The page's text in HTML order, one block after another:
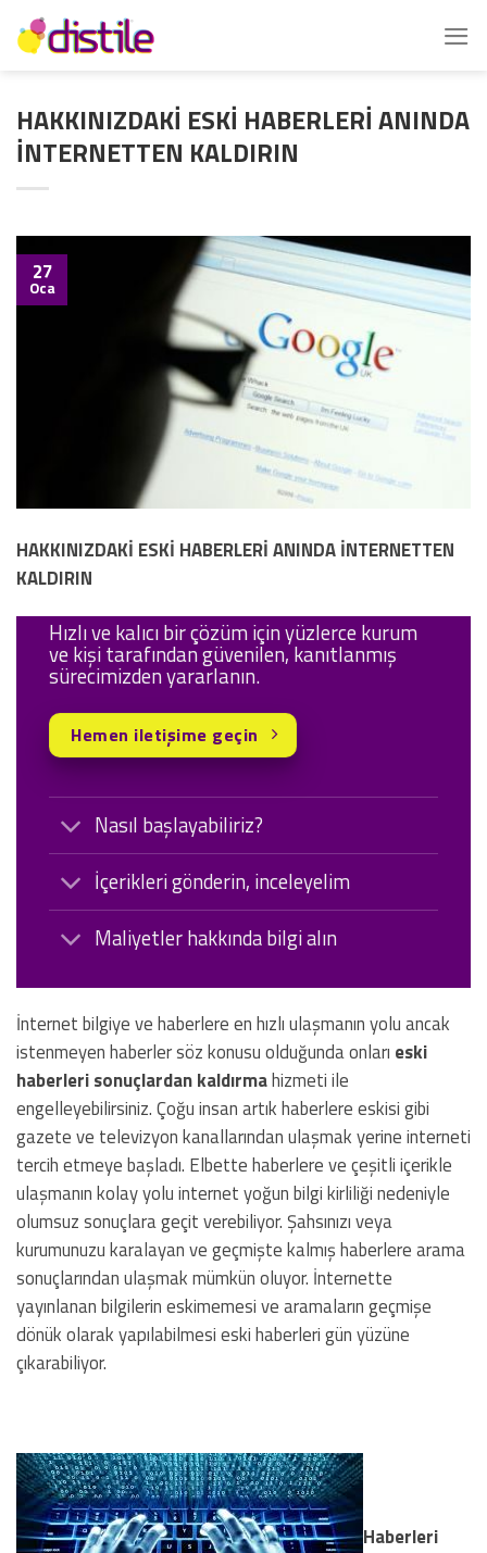
İçeriğe
atla
HAKKINIZDAKİ ESKİ HABERLERİ ANINDA
İNTERNETTEN KALDIRIN
27
Oca
HAKKINIZDAKİ ESKİ HABERLERİ ANINDA İNTERNETTEN
KALDIRIN
Nasıl başlayabiliriz?
İçerikleri gönderin, inceleyelim
Maliyetler hakkında bilgi alın
Hızlı ve kalıcı bir çözüm için yüzlerce kurum
ve kişi tarafından güvenilen, kanıtlanmış
sürecimizden yararlanın.
Hemen iletişime geçin
İnternet bilgiye ve haberlere en hızlı ulaşmanın yolu ancak
istenmeyen haberler söz konusu olduğunda onları eski
haberleri sonuçlardan kaldırmahizmeti ile
engelleyebilirsiniz. Çoğu insan artık haberlere eskisi gibi
gazete ve televizyon kanallarından ulaşmak yerine interneti
tercih etmeye başladı. Elbette haberlere ve çeşitli içerikle
ulaşmanın kolay yolu internet yoğun bilgi kirliliği nedeniyle
olumsuz sonuçlara geçit verebiliyor. Şahsınızı veya
kurumunuzu karalayan ve geçmişte kalmış haberlere arama
sonuçlarından ulaşmak mümkün oluyor. İnternette
yayınlanan bilgilerin eskimemesi ve aramaların geçmişe
dönük olarak yapılabilmesi eski haberleri gün yüzüne
çıkarabiliyor.
Haberleri